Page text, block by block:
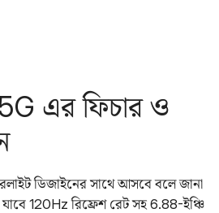
এর ফিচার ও
ডিজাইনের সাথে আসবে বলে জানা
120Hz রিফ্রেশ রেট সহ 6.88-ইঞ্চি